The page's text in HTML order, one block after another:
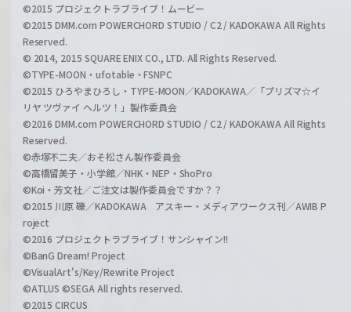
©2015 プロジェクトラブライブ！ムービー
©2015 DMM.com POWERCHORD STUDIO / C2 / KADOKAWA All Rights
Reserved.
© 2014, 2015 SQUARE ENIX CO., LTD. All Rights Reserved.
©TYPE-MOON・ufotable・FSNPC
©2015 ひろやまひろし・TYPE-MOON／KADOKAWA／「プリズマ☆イ
リヤ ツヴァイ ヘルツ！」製作委員会
©2016 DMM.com POWERCHORD STUDIO / C2 / KADOKAWA All Rights
Reserved.
©赤塚不二夫／おそ松さん製作委員会
©高橋留美子・小学館／NHK・NEP・ShoPro
©Koi・芳文社／ご注文は製作委員会ですか？？
©2015 川原 礫／KADOKAWA アスキー・メディアワークス刊／AWIB P
roject
©2016 プロジェクトラブライブ！サンシャイン!!
©BanG Dream! Project
©VisualArt's/Key/Rewrite Project
©ATLUS ©SEGA All rights reserved.
©2015 CIRCUS